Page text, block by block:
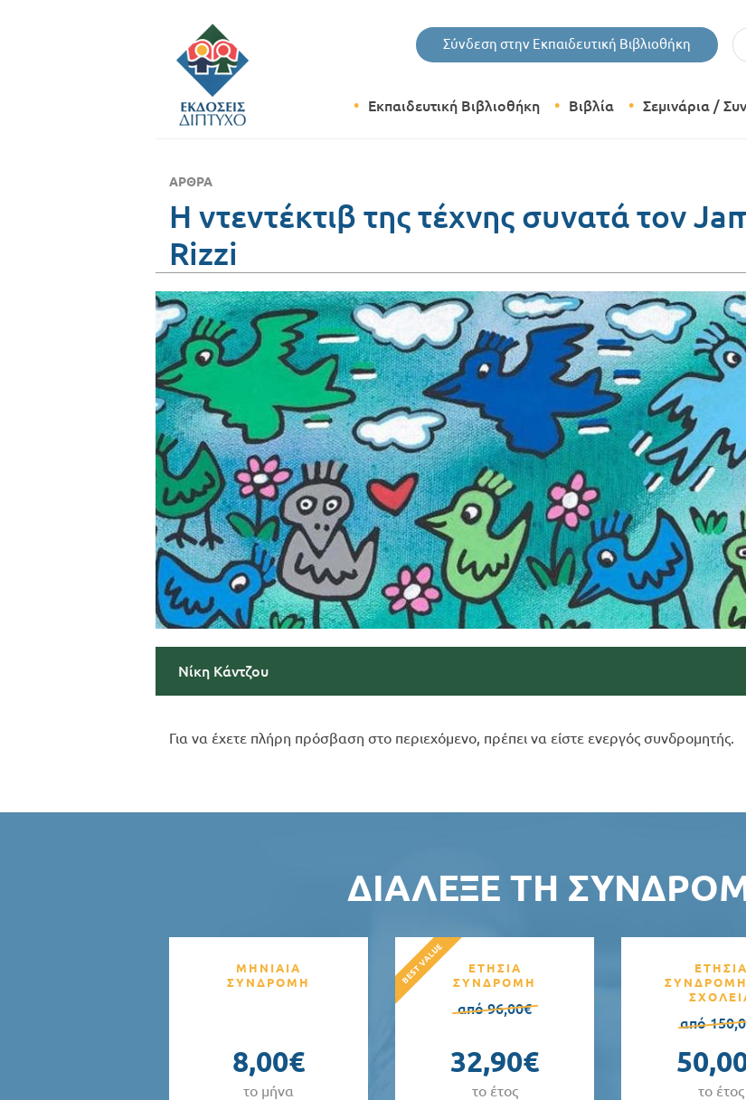
Σύνδεση στην Εκπαιδευτική Βιβλιοθήκη
Εκπαιδευτική Βιβλιοθήκη Βιβλία
Εκδόσεις Δίπτυχο
Σεμινάρια /
ΆΡΘΡΑ
Η ντεντέκτιβ της τέχνης συνατά τον
Rizzi
Νίκη Κάντζου
Για να έχετε πλήρη πρόσβαση στο περιεχόμενο, πρέπει να είστε ενεργός συνδρομητής.
ΔΙΆΛΕΞΕ ΤΗ
ΜΗΝΙΑΙΑ
ΣΥΝΔΡΟΜΗ
8,00€
το μήνα
ΕΤΗΣΙΑ
ΣΥΝΔΡΟΜΗ
από 96,00€
32,90€
το έτος
ΕΤΗΣΙΑ
ΣΥΝΔΡΟΜΗ
από
το έτος